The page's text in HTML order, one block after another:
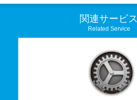
関連サービス
Related Service